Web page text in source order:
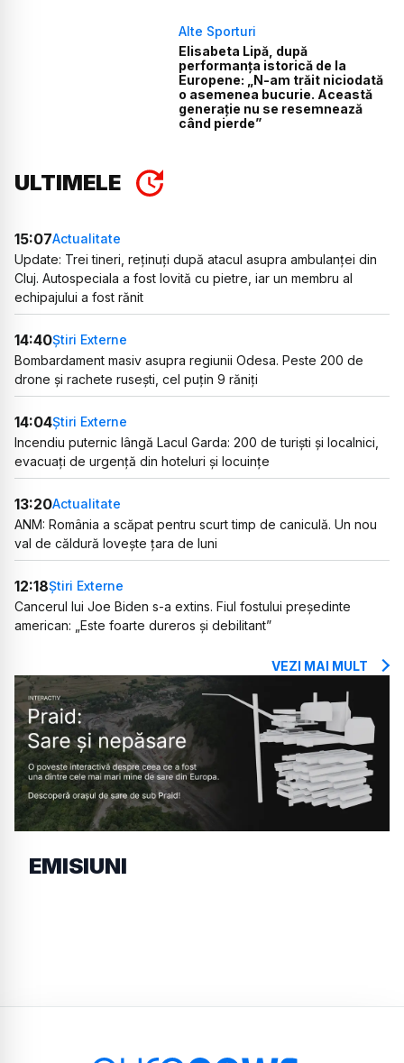
Alte Sporturi
Elisabeta Lipă, după
performanța istorică de la
Europene: „N-am trăit niciodată
o asemenea bucurie. Această
generație nu se resemnează
când pierde”
ULTIMELE
15:07Actualitate
Update: Trei tineri, reținuți după atacul asupra ambulanței din
Cluj. Autospeciala a fost lovită cu pietre, iar un membru al
echipajului a fost rănit
14:40Știri Externe
Bombardament masiv asupra regiunii Odesa. Peste 200 de
drone și rachete rusești, cel puțin 9 răniți
14:04Știri Externe
Incendiu puternic lângă Lacul Garda: 200 de turiști și localnici,
evacuați de urgență din hoteluri și locuințe
13:20Actualitate
ANM: România a scăpat pentru scurt timp de caniculă. Un nou
val de căldură lovește țara de luni
12:18Știri Externe
Cancerul lui Joe Biden s-a extins. Fiul fostului președinte
american: „Este foarte dureros și debilitant”
VEZI MAI MULT
EMISIUNI